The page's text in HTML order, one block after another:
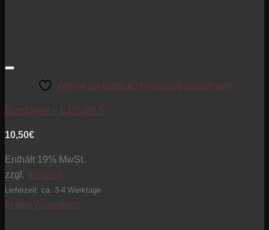
Artikel zur Beobachtungsliste hinzufügen
Bunddraht – 1.1/2.0/0.5
10,50€
Enthält 19% MwSt.
zzgl. Versand
Lieferzeit: ca. 3-4 Werktage
In den Warenkorb